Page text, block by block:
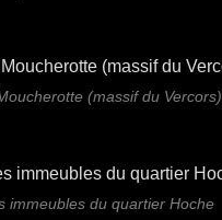
(massif du Vercors)
immeubles du quartier Hoche